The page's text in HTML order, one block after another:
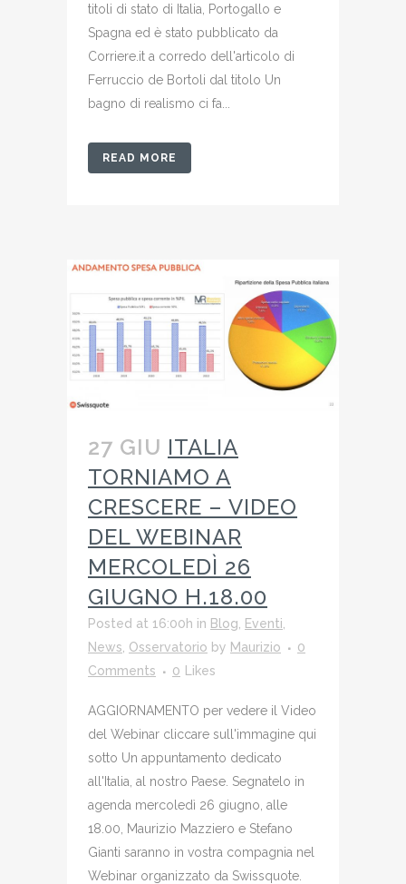
titoli di stato di Italia, Portogallo e
Spagna ed è stato pubblicato da
Corriere.it a corredo dell'articolo di
Ferruccio de Bortoli dal titolo Un
bagno di realismo ci fa...
READ MORE
27 GIU ITALIA
TORNIAMO A
CRESCERE – VIDEO
DEL WEBINAR
MERCOLEDÌ 26
GIUGNO H.18.00
Posted at 16:00h in Blog Eventi
News Osservatorio by Maurizio
0
Comments
0 Likes
AGGIORNAMENTO per vedere il Video
del Webinar cliccare sull'immagine qui
sotto Un appuntamento dedicato
all'Italia, al nostro Paese. Segnatelo in
agenda mercoledì 26 giugno, alle
18.00, Maurizio Mazziero e Stefano
Gianti saranno in vostra compagnia nel
Webinar organizzato da Swissquote.